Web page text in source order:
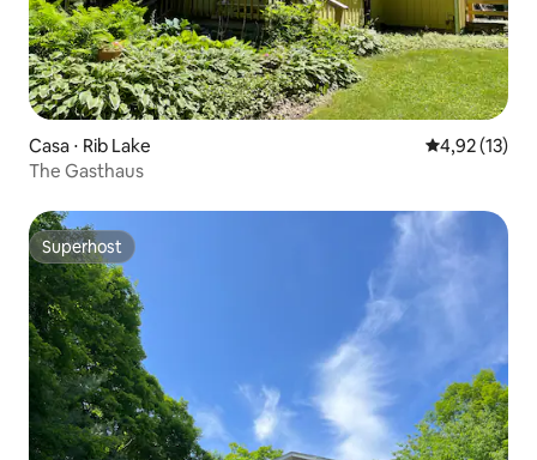
Casa ⋅ Rib Lake 4,92 de uma
4,92 (13)
The Gasthaus
Superhost
Superhost